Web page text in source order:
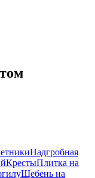
Надгробная
КрестыПлитка на
Щебень на